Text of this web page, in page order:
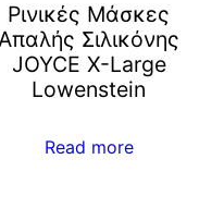
Ρινικές Μάσκες
Σιλικόνης
JOYCE X-Large
Lowenstein
Read more